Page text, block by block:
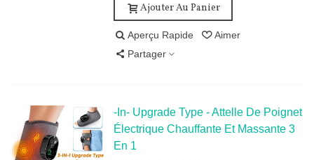
Ajouter Au Panier
Aperçu Rapide
Aimer
Partager
-in- Upgrade Type - Attelle De Poignet
Électrique Chauffante Et Massante 3
En 1